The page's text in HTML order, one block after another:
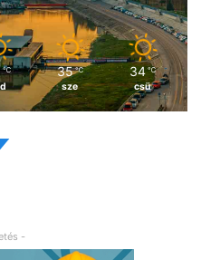
℃ 35 ℃
sze
34 ℃
csü
-